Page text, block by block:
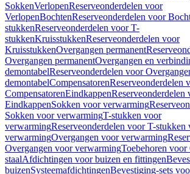
SokkenVerlopenReserveonderdelen voor
VerlopenBochtenReserveonderdelen voor
stukkenReserveonderdelen voor T-
stukkenKruisstukkenReserveonderdelen voor
KruisstukkenOvergangen permanent
Overgangen permanentOvergangen en
demontabelReserveonderdelen voor
demontabelCompensatorenReserveonderdelen
CompensatorenEindkappenReserveonderdelen
EindkappenSokken voor verwarming
Sokken voor verwarmingT-stukken voor
verwarmingReserveonderdelen voor T-stukken
verwarmingOvergangen voor verwarming
Overgangen voor verwarmingToebehoren
staalAfdichtingen voor buizen en fittingen
buizenSysteemafdichtingenBevestiging-sets